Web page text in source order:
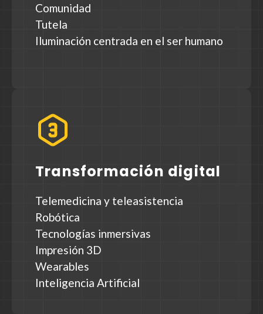
Comunidad
Tutela
Iluminación centrada en el ser humano
Transformación digital
Telemedicina y teleasistencia
Robótica
Tecnologías inmersivas
Impresión 3D
Wearables
Inteligencia Artificial